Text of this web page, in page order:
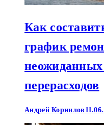
Как
график
неожиданных
перерасходов
Андрей Корнилов